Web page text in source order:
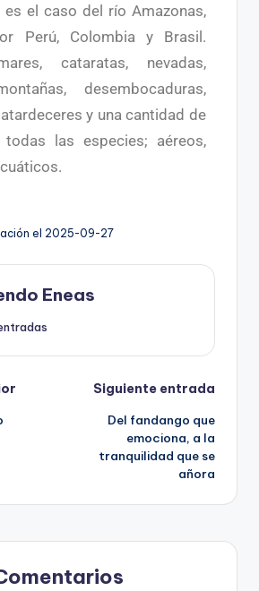
el caso del río Amazonas,
Perú, Colombia y Brasil.
cataratas, nevadas,
desembocaduras,
y una cantidad de
todas las especies; aéreos,
el 2025-09-27
Eneas
Siguiente entrada
Del fandango que
emociona, a la
tranquilidad que se
añora